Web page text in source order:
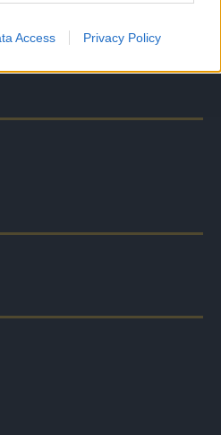
Access Privacy Policy